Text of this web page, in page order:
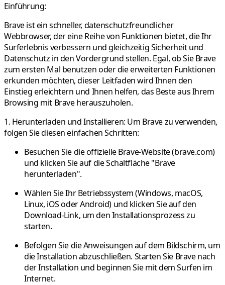
Einführung:
Brave ist ein schneller, datenschutzfreundlicher
Webbrowser, der eine Reihe von Funktionen bietet, die Ihr
Surferlebnis verbessern und gleichzeitig Sicherheit und
Datenschutz in den Vordergrund stellen. Egal, ob Sie Brave
zum ersten Mal benutzen oder die erweiterten Funktionen
erkunden möchten, dieser Leitfaden wird Ihnen den
Einstieg erleichtern und Ihnen helfen, das Beste aus Ihrem
Browsing mit Brave herauszuholen.
1. Herunterladen und Installieren: Um Brave zu verwenden,
folgen Sie diesen einfachen Schritten:
Besuchen Sie die offizielle Brave-Website (brave.com)
und klicken Sie auf die Schaltfläche "Brave
herunterladen".
Wählen Sie Ihr Betriebssystem (Windows, macOS,
Linux, iOS oder Android) und klicken Sie auf den
Download-Link, um den Installationsprozess zu
starten.
Befolgen Sie die Anweisungen auf dem Bildschirm, um
die Installation abzuschließen. Starten Sie Brave nach
der Installation und beginnen Sie mit dem Surfen im
Internet.